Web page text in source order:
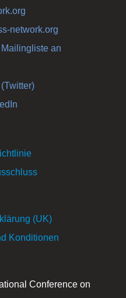
network.org
an
(UK)
Konditionen
Conference on